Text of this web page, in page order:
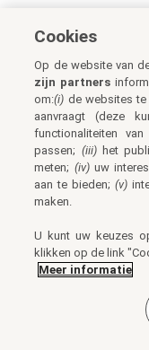
Cookies
Op de website van
zijn partners
om:(i) de websites te
aanvraagt (deze
functionaliteiten
passen; (iii)het
meten; (iv)uw
aan te bieden;(v)
maken.
U kunt uw keuzes
klikken op de link
Meer informatie